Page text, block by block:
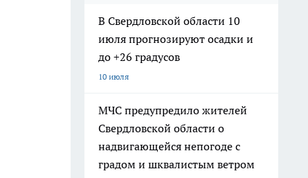
В Свердловской области 10
июля прогнозируют осадки и
до +26 градусов
10 июля
МЧС предупредило жителей
Свердловской области о
надвигающейся непогоде с
градом и шквалистым ветром